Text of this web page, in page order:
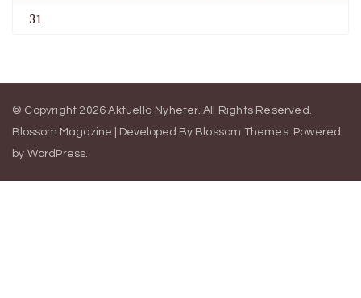
31
© Copyright 2026Aktuella Nyheter. All Rights Reserved.
Blossom Magazine | Developed By Blossom Themes. Powered
by WordPress.